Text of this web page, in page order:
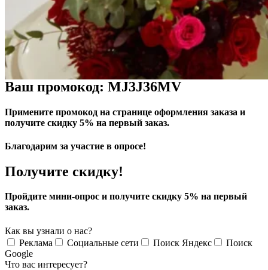
Ваш промокод: MJ3J36MV
Примените промокод на странице оформления заказа и
получите скидку 5% на первый заказ.
Благодарим за участие в опросе!
Получите скидку!
Пройдите мини-опрос и получите скидку 5% на первый
заказ.
Как вы узнали о нас?
Реклама
Социальные сети Поиск Яндекс
Поиск
Google
Что вас интересует?